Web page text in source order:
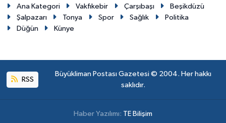
Ana Kategori Vakfıkebir Çarşıbaşı
Beşikdüzü
Şalpazarı
Tonya Spor Sağlık
Politika
Düğün
Künye
RSS
Büyükliman Postası Gazetesi © 2004. Her hakkı
saklıdır.
Haber Yazılımı: TE Bilişim